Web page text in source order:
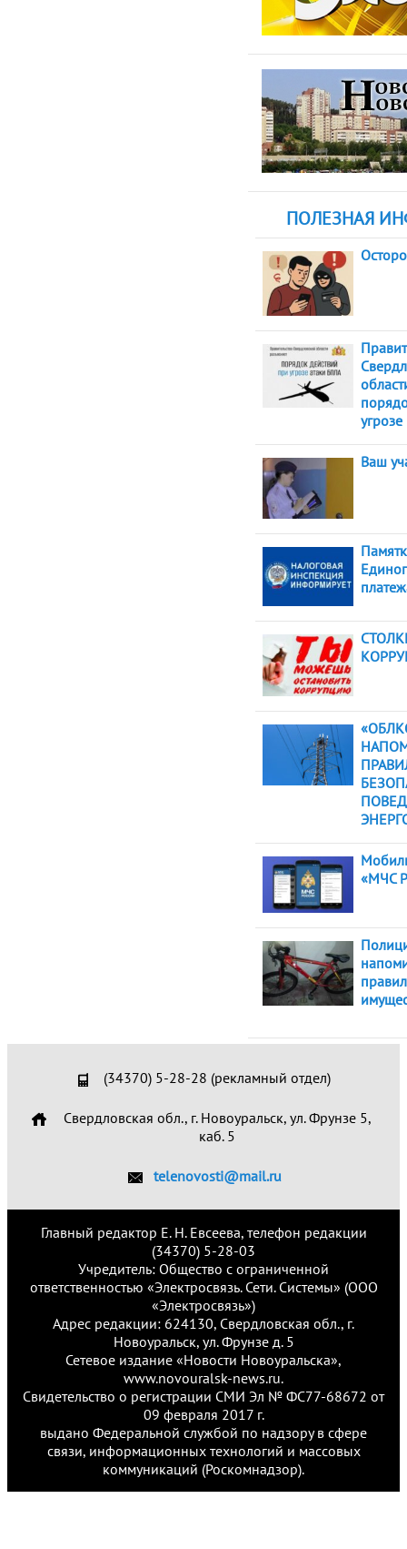
ПОЛЕЗНАЯ
Ваш
«МЧС
(34370) 5-28-28 (рекламный отдел)
Свердловская обл., г. Новоуральск, ул. Фрунзе 5,
каб. 5
telenovosti@mail.ru
Главный редактор Е. Н. Евсеева, телефон редакции
(34370) 5-28-03
Учредитель: Общество с ограниченной
ответственностью «Электросвязь. Сети. Системы» (ООО
«Электросвязь»)
Адрес редакции: 624130, Свердловская обл., г.
Новоуральск, ул. Фрунзе д. 5
Сетевое издание «Новости Новоуральска»,
www.novouralsk-news.ru.
Свидетельство о регистрации СМИ Эл № ФС77-68672 от
09 февраля 2017 г.
выдано Федеральной службой по надзору в сфере
связи, информационных технологий и массовых
коммуникаций (Роскомнадзор).